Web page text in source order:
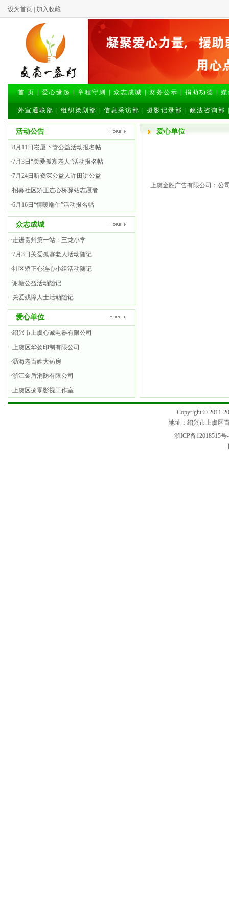
设为首页 加入收藏
首 页 爱心缘起 章程守则 众志成城 财务公示 捐助功德
外宣通联部 组织策划部 信息采访部 摄影记录部 政法咨询部
活动公告
·8月11日崧厦下管公益活动报名帖
·7月3日“关爱孤寡老人”活动报名帖
·7月24日听资深公益人许田讲公益
·招募社区矫正连心桥驿站志愿者
·6月16日“情暖端午”活动报名帖
众志成城
·走进贵州第一站：三龙小学
·7月3日关爱孤寡老人活动随记
·社区矫正心连心小组活动随记
·谢塘公益活动随记
·关爱残障人士活动随记
爱心单位
·绍兴市上虞心诚电器有限公司
·上虞区华扬印制有限公司
·沥海老百姓大药房
·浙江金盾消防有限公司
·上虞区捌零影视工作室
爱心单位
上虞金胜广告有限公司： 公
Copyright © 2011-
地址：绍兴市上虞区
浙ICP备12018515号